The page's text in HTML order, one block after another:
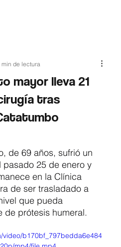
mayor lleva 21
tras
min de lectura
de 69 años, sufrió un
25 de enero y
en la Clínica
de ser trasladado a
que pueda
de prótesis humeral.
video/b170bf_797bedda6e484